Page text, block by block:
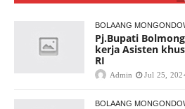
BOLAANG
Pj.Bupati
kerja Asisten
RI
Admin Jul 25,
BOLAANG